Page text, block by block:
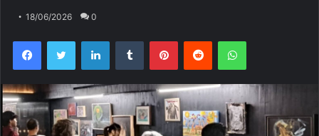
18/06/2026 0